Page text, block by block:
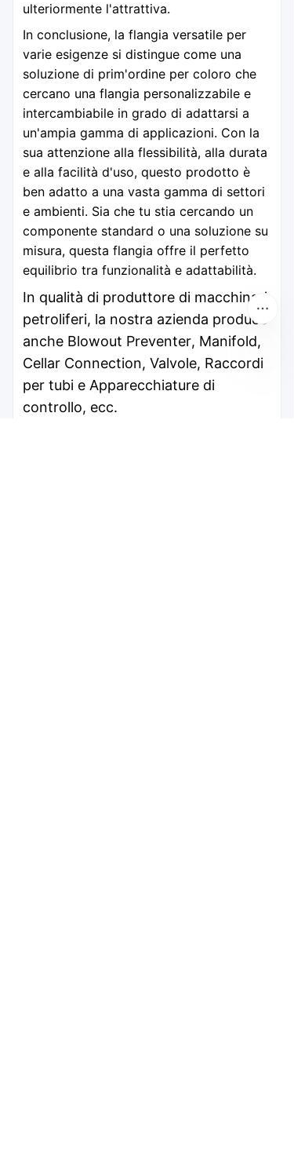
ulteriormente l'attrattiva.
In conclusione, la flangia versatile per
varie esigenze si distingue come una
soluzione di prim'ordine per coloro che
cercano una flangia personalizzabile e
intercambiabile in grado di adattarsi a
un'ampia gamma di applicazioni. Con la
sua attenzione alla flessibilità, alla durata
e alla facilità d'uso, questo prodotto è
ben adatto a una vasta gamma di settori
e ambienti. Sia che tu stia cercando un
componente standard o una soluzione su
misura, questa flangia offre il perfetto
equilibrio tra funzionalità e adattabilità.
In qualità di produttore di macchinari
petroliferi, la nostra azienda produce
anche Blowout Preventer, Manifold,
Cellar Connection, Valvole, Raccordi
per tubi e Apparecchiature di
controllo, ecc.
IT